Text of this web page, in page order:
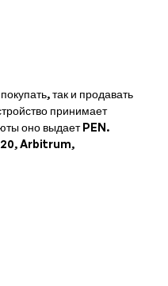
так и продавать
принимает
оно выдаетPEN.
Arbitrum,